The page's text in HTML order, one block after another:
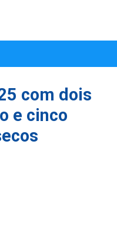
com dois
e cinco